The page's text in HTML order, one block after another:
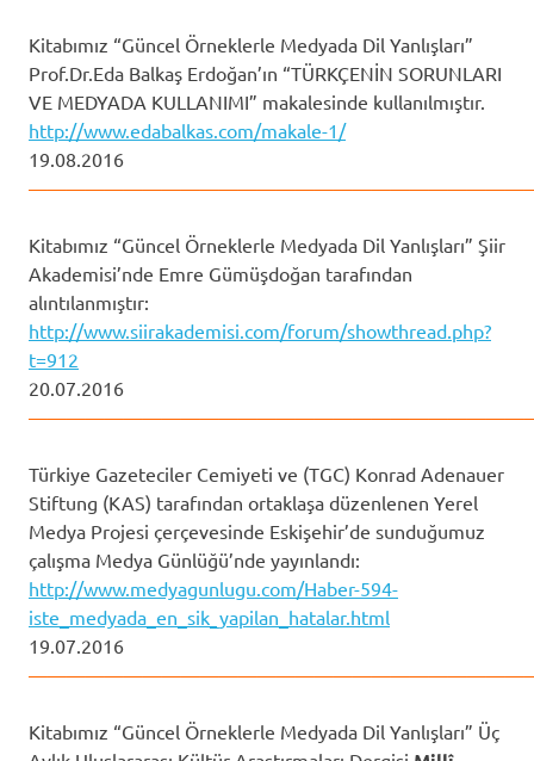
Kitabımız “Güncel Örneklerle Medyada Dil Yanlışları”
Prof.Dr.Eda Balkaş Erdoğan’ın “TÜRKÇENİN SORUNLARI
VE MEDYADA KULLANIMI” makalesinde kullanılmıştır.
http://www.edabalkas.com/makale-1/
19.08.2016
Kitabımız “Güncel Örneklerle Medyada Dil Yanlışları” Şiir
Akademisi’nde Emre Gümüşdoğan tarafından
alıntılanmıştır:
http://www.siirakademisi.com/forum/showthread.php?
t=912
20.07.2016
Türkiye Gazeteciler Cemiyeti ve (TGC) Konrad Adenauer
Stiftung (KAS) tarafından ortaklaşa düzenlenen Yerel
Medya Projesi çerçevesinde Eskişehir’de sunduğumuz
çalışma Medya Günlüğü’nde yayınlandı:
http://www.medyagunlugu.com/Haber-594-
iste_medyada_en_sik_yapilan_hatalar.html
19.07.2016
Kitabımız “Güncel Örneklerle Medyada Dil Yanlışları” Üç